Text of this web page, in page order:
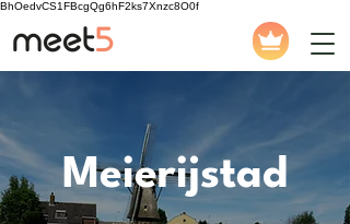
BhOedvCS1FBcgQg6hF2ks7Xnzc8O0f
Meierijstad